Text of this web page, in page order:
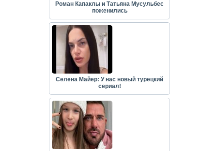
Роман Капаклы и Татьяна Мусульбес
поженились
Селена Майер: У нас новый турецкий
сериал!